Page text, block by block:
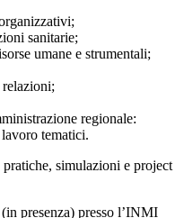
sanitarie;
umane e strumentali;
regionale:
tematici.
simulazioni e project
presenza) presso l’INMI